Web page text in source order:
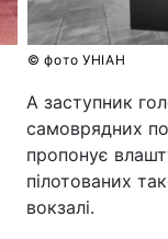
© фото УНІАН
А заступник
самоврядних
пропонує
пілотованих
вокзалі.